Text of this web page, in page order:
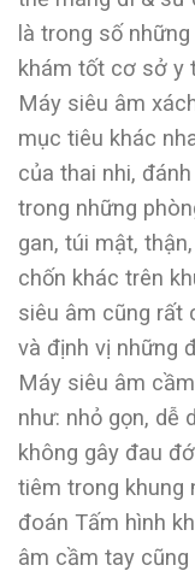
là trong số
khám tốt cơ sở y
Máy siêu âm
mục tiêu khác
của thai nhi,
trong những
gan, túi mật,
chốn khác trên
siêu âm cũng rất
và định vị những
Máy siêu âm
như: nhỏ gọn, dễ
không gây đau
tiêm trong khung
đoán Tấm hình
âm cầm tay